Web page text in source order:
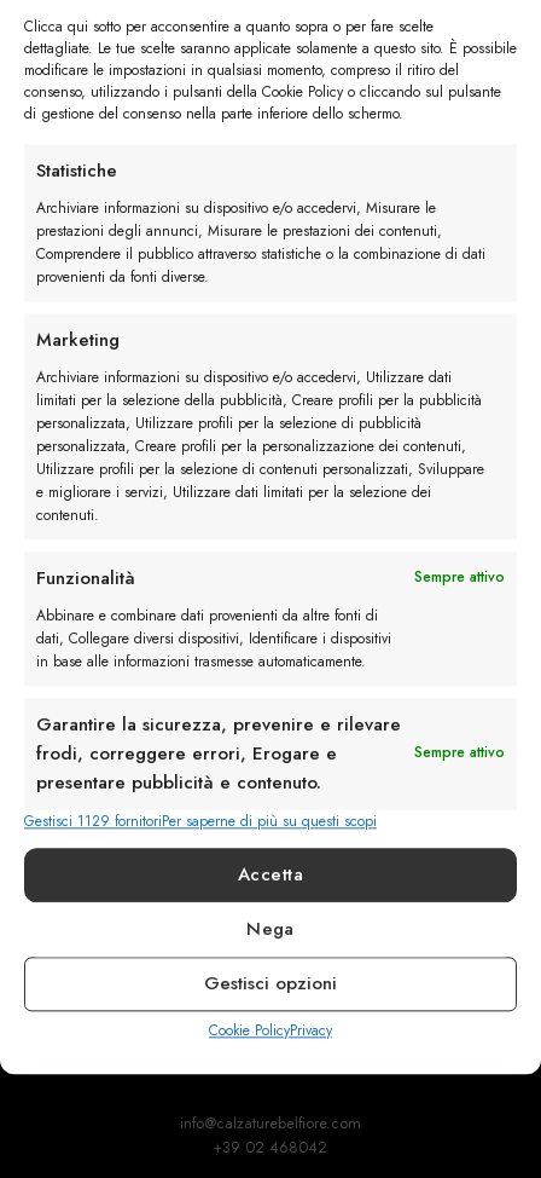
Clicca qui sotto per acconsentire a quanto sopra o per fare scelte
dettagliate. Le tue scelte saranno applicate solamente a questo sito. È possibile
modificare le impostazioni in qualsiasi momento, compreso il ritiro del
consenso, utilizzando i pulsanti della Cookie Policy o cliccando sul pulsante
di gestione del consenso nella parte inferiore dello schermo.
Statistiche
Archiviare informazioni su dispositivo e/o accedervi, Misurare le
prestazioni degli annunci, Misurare le prestazioni dei contenuti,
Comprendere il pubblico attraverso statistiche o la combinazione di dati
provenienti da fonti diverse.
Marketing
Archiviare informazioni su dispositivo e/o accedervi, Utilizzare dati
limitati per la selezione della pubblicità, Creare profili per la pubblicità
personalizzata, Utilizzare profili per la selezione di pubblicità
personalizzata, Creare profili per la personalizzazione dei contenuti,
Utilizzare profili per la selezione di contenuti personalizzati, Sviluppare
e migliorare i servizi, Utilizzare dati limitati per la selezione dei
contenuti.
Funzionalità
Sempre attivo
Abbinare e combinare dati provenienti da altre fonti di
dati, Collegare diversi dispositivi, Identificare i dispositivi
in base alle informazioni trasmesse automaticamente.
Garantire la sicurezza, prevenire e rilevare
frodi, correggere errori, Erogare e
presentare pubblicità e contenuto.
Sempre attivo
Gestisci 1129 fornitoriPer saperne di più su questi scopi
Accetta
Nega
Gestisci opzioni
Cookie PolicyPrivacy
42,5 43 43,5 44 44,5 45 45,5
46 46,5 47
Mocassino con Frangia quantità
Descrizione
Recensioni (0)
Rimani in contatto con noi
Servizio Clienti
info@calzaturebelfiore.com
+39 02 468042